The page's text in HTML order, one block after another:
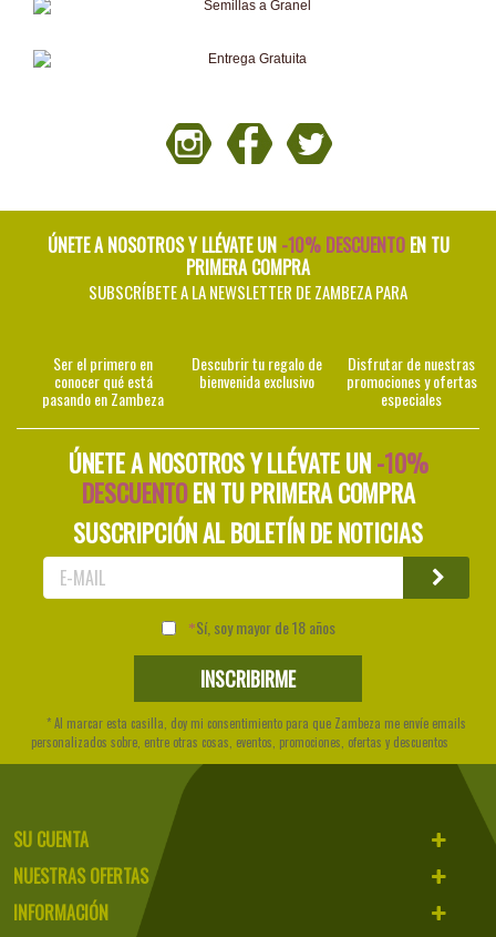
ÚNETE A NOSOTROS Y LLÉVATE UN -10% DESCUENTOEN TU
PRIMERA COMPRA
SUBSCRÍBETE A LA NEWSLETTER DE ZAMBEZA PARA
Ser el primero en
conocer qué está
pasando en Zambeza
Descubrir tu regalo de
bienvenida exclusivo
Disfrutar de nuestras
promociones y ofertas
especiales
ÚNETE A NOSOTROS Y LLÉVATE UN-10%
DESCUENTOEN TU PRIMERA COMPRA
SUSCRIPCIÓN AL BOLETÍN DE NOTICIAS
Sí, soy mayor de 18 años
* Al marcar esta casilla, doy mi consentimiento para que Zambeza me envíe emails
personalizados sobre, entre otras cosas, eventos, promociones, ofertas y descuentos
SU CUENTA
NUESTRAS OFERTAS
INFORMACIÓN